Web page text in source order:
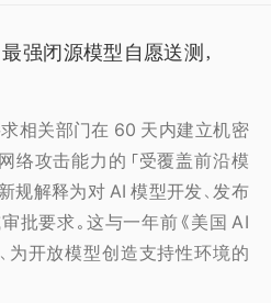
强闭源模型自愿送测，
相关部门在 60 天内建立机密
络攻击能力的「受覆盖前沿模
规解释为对 AI 模型开发、发布
批要求。这与一年前《美国 AI
为开放模型创造支持性环境的